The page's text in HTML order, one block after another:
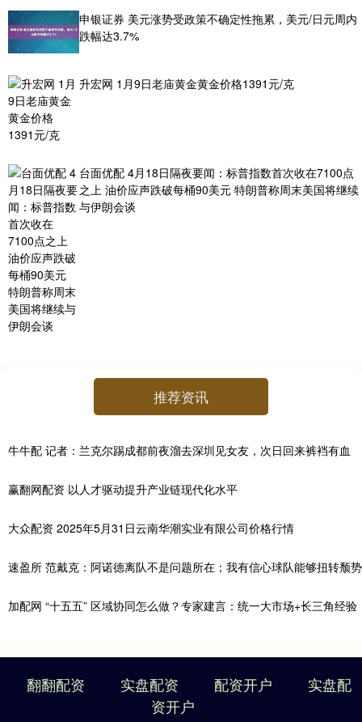
申银证券 美元涨势受政策不确定性拖累，美元/日元周内
跌幅达3.7%
升宏网 1月9日老庙黄金黄金价格1391元/克
台面优配 4月18日隔夜要闻：标普指数首次收在7100点
之上 油价应声跌破每桶90美元 特朗普称周末美国将继续
与伊朗会谈
推荐资讯
牛牛配 记者：兰克尔踢成都前夜溜去深圳见女友，次日回来裤裆有血
赢翻网配资 以人才驱动提升产业链现代化水平
大众配资 2025年5月31日云南华潮实业有限公司价格行情
速盈所 范戴克：阿诺德离队不是问题所在；我有信心球队能够扭转颓势
加配网 “十五五” 区域协同怎么做？专家建言：统一大市场+长三角经验
翻翻配资 实盘配资 配资开户
实盘配
资开户